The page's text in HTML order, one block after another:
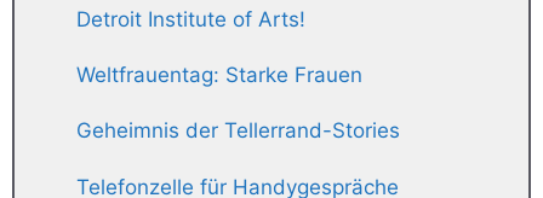
Detroit Institute of Arts!
Weltfrauentag: Starke Frauen
Geheimnis der Tellerrand-Stories
Telefonzelle für Handygespräche